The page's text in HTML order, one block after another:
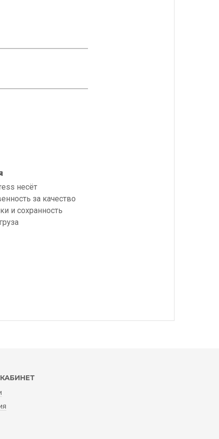
несёт
за качество
и сохранность